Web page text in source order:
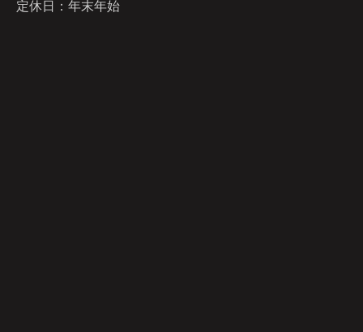
定休日：年末年始